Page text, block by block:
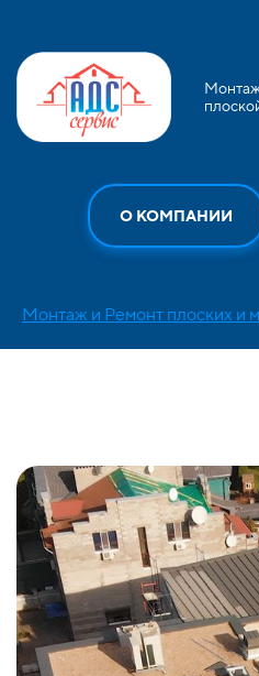
О КОМПАНИИ
Монтаж и Ремонт плоских и